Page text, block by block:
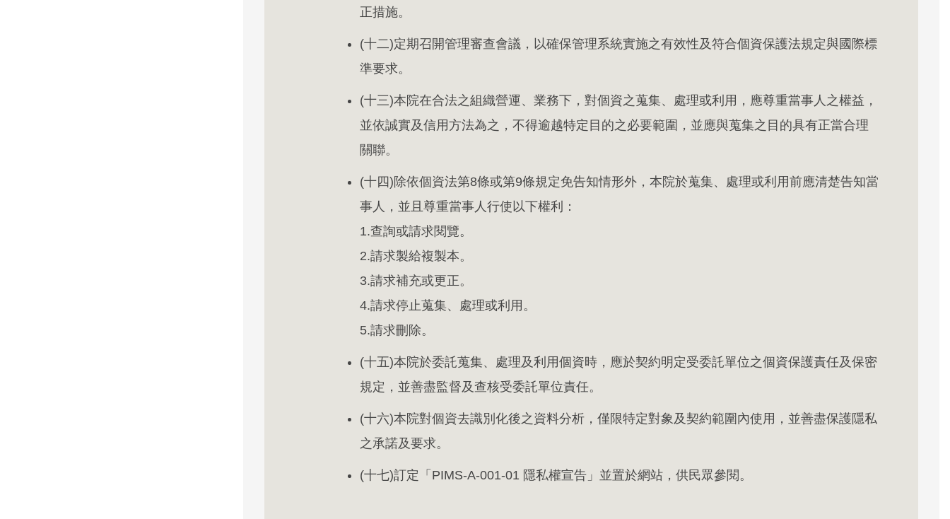
正措施。
(十二)定期召開管理審查會議，以確保管理系統實施之有效性及符合個資保護法規定與國際標
準要求。
(十三)本院在合法之組織營運、業務下，對個資之蒐集、處理或利用，應尊重當事人之權益，
並依誠實及信用方法為之，不得逾越特定目的之必要範圍，並應與蒐集之目的具有正當合理
關聯。
(十四)除依個資法第8條或第9條規定免告知情形外，本院於蒐集、處理或利用前應清楚告知當
事人，並且尊重當事人行使以下權利：
1.查詢或請求閱覽。
2.請求製給複製本。
3.請求補充或更正。
4.請求停止蒐集、處理或利用。
5.請求刪除。
(十五)本院於委託蒐集、處理及利用個資時，應於契約明定受委託單位之個資保護責任及保密
規定，並善盡監督及查核受委託單位責任。
(十六)本院對個資去識別化後之資料分析，僅限特定對象及契約範圍內使用，並善盡保護隱私
之承諾及要求。
(十七)訂定「PIMS-A-001-01 隱私權宣告」並置於網站，供民眾參閱。